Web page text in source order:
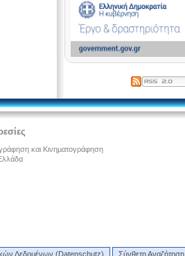
και Κινηματογράφηση
Δεδομένων (Datenschutz) Σύνθετη Αναζήτηση